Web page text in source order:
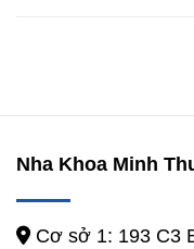
Nha Khoa Minh
Cơ sở 1: 193 C3